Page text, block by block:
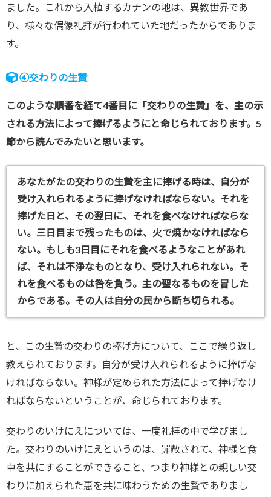
ました。これから入植するカナンの地は、異教世界であ
り、様々な偶像礼拝が行われていた地だったからでありま
す。
④交わりの生贄
このような順番を経て4番目に「交わりの生贄」を、主の示
される方法によって捧げるようにと命じられております。5
節から読んでみたいと思います。
あなたがたの交わりの生贄を主に捧げる時は、自分が
受け入れられるように捧げなければならない。それを
捧げた日と、その翌日に、それを食べなければならな
い。三日目まで残ったものは、火で焼かなければなら
ない。もしも3日目にそれを食べるようなことがあれ
ば、それは不浄なものとなり、受け入れられない。そ
れを食べるものは咎を負う。主の聖なるものを冒した
からである。その人は自分の民から断ち切られる。
と、この生贄の交わりの捧げ方について、ここで繰り返し
教えられております。自分が受け入れられるように捧げな
ければならない。神様が定められた方法によって捧げなけ
ればならないということが、命じられております。
交わりのいけにえについては、一度礼拝の中で学びまし
た。交わりのいけにえというのは、罪赦されて、神様と食
卓を共にすることができること、つまり神様との親しい交
わりに加えられた惠を共に味わうための生贄でありまし